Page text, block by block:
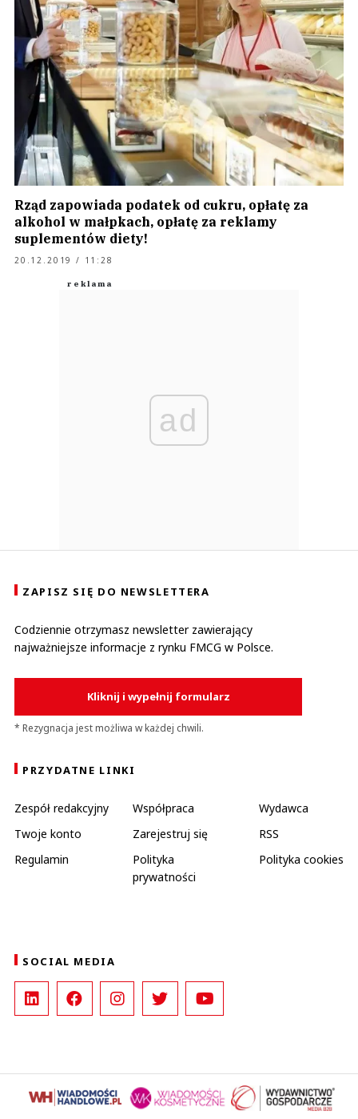
Rząd zapowiada podatek od cukru, opłatę za
alkohol w małpkach, opłatę za reklamy
suplementów diety!
20.12.2019 / 11:28
ad
ZAPISZ SIĘ DO NEWSLETTERA
Codziennie otrzymasz newsletter zawierający
najważniejsze informacje z rynku FMCG w Polsce.
Kliknij i wypełnij formularz
* Rezygnacja jest możliwa w każdej chwili.
PRZYDATNE LINKI
Zespół redakcyjny Współpraca
Wydawca
Twoje konto
Zarejestruj się
RSS
Regulamin
Polityka
prywatności
Polityka cookies
SOCIAL MEDIA